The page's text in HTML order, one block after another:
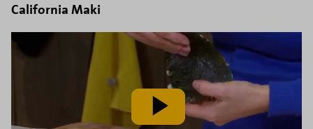
California Maki
video
af